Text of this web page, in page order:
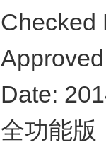
Checked
Date:
全功能版